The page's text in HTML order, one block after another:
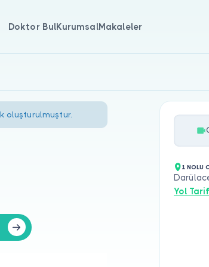
Doktor BulKurumsalMakaleler
oluşturulmuştur.
1 NOLU
Yol